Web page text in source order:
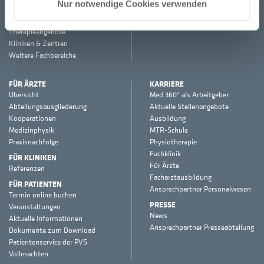
Nur notwendige Cookies verwenden
Schmerztherapie
Therapieangebote
Kliniken & Zentren
Weitere Fachbereiche
FÜR ÄRZTE
Übersicht
Abteilungsausgliederung
Kooperationen
Medizinphysik
Praxisnachfolge
FÜR KLINIKEN
Referenzen
FÜR PATIENTEN
Termin online buchen
Veranstaltungen
Aktuelle Informationen
Dokumente zum Download
Patientenservice der PVS
Vollmachten
KARRIERE
Med 360° als Arbeitgeber
Aktuelle Stellenangebote
Ausbildung
MTR-Schule
Physiotherapie
Fachklinik
Für Ärzte
Facharztausbildung
Ansprechpartner Personalwesen
PRESSE
News
Ansprechpartner Presseabteilung